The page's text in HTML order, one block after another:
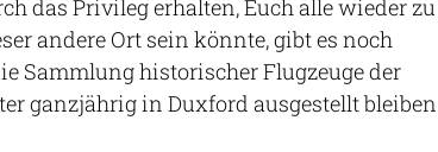
das Privileg erhalten, Euch alle wieder zu
andere Ort sein könnte, gibt es noch
Sammlung historischer Flugzeuge der
ganzjährig in Duxford ausgestellt bleiben